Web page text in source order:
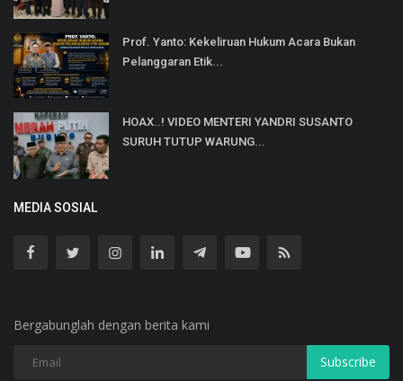
Prof. Yanto: Kekeliruan Hukum Acara Bukan
Pelanggaran Etik...
HOAX..! VIDEO MENTERI YANDRI SUSANTO
SURUH TUTUP WARUNG...
MEDIA SOSIAL
Bergabunglah dengan berita kami
Subscribe